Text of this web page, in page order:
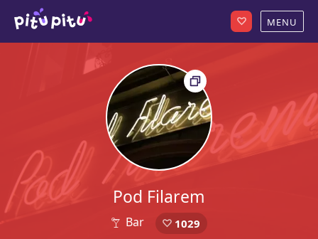
Pod Filarem
3 Bar 1029